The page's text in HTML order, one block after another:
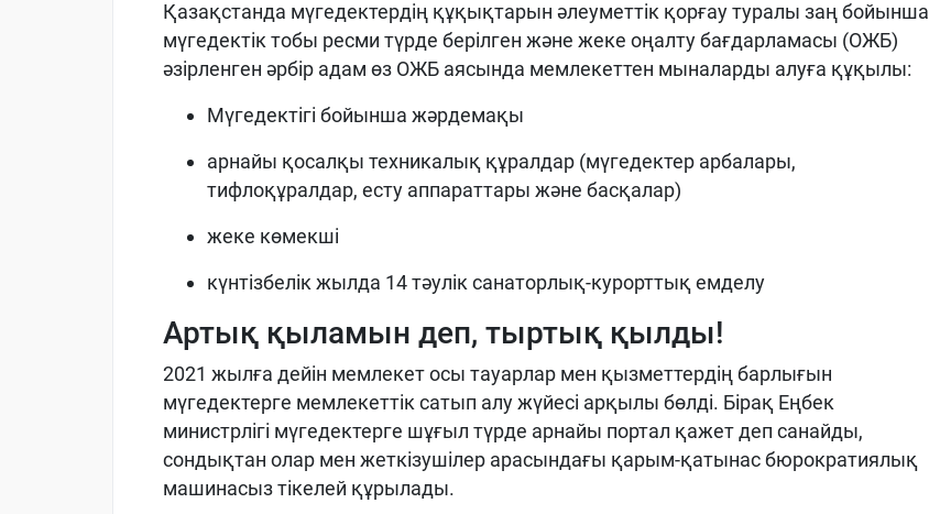
Қазақстанда мүгедектердің құқықтарын әлеуметтік қорғау туралы заң бойынша
мүгедектік тобы ресми түрде берілген және жеке оңалту бағдарламасы (ОЖБ)
әзірленген әрбір адам өз ОЖБ аясында мемлекеттен мыналарды алуға құқылы:
Мүгедектігі бойынша жәрдемақы
арнайы қосалқы техникалық құралдар (мүгедектер арбалары,
тифлоқұралдар, есту аппараттары және басқалар)
жеке көмекші
күнтізбелік жылда 14 тәулік санаторлық-курорттық емделу
Артық қыламын деп, тыртық қылды!
2021 жылға дейін мемлекет осы тауарлар мен қызметтердің барлығын
мүгедектерге мемлекеттік сатып алу жүйесі арқылы бөлді. Бірақ Еңбек
министрлігі мүгедектерге шұғыл түрде арнайы портал қажет деп санайды,
сондықтан олар мен жеткізушілер арасындағы қарым-қатынас бюрократиялық
машинасыз тікелей құрылады.